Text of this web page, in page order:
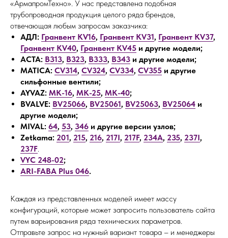
«АрмапромТехно». У нас представлена подобная
трубопроводная продукция целого ряда брендов,
отвечающая любым запросам заказчика:
АДЛ: Гранвент KV16, Гранвент KV31, Гранвент KV37,
Гранвент KV40, Гранвент KV45 и другие модели;
АСТА: В313, В323, В333, В343 и другие модели;
MATICA: CV314, CV324, CV334, CV355 и другие
сильфонные вентили;
AYVAZ: MK-16, MK-25, MK-40;
BVALVE: BV25066, BV25061, BV25063, BV25064 и
другие модели;
MIVAL: 64, 53, 346 и другие версии узлов;
Zetkama: 201, 215, 216, 217I, 217F, 234А, 235, 237I,
237F.
VYC 248-02;
ARI-FABA Plus 046.
Каждая из представленных моделей имеет массу
конфигураций, которые может запросить пользователь сайта
путем варьирования ряда технических параметров.
Отправьте запрос на нужный вариант товара – и менеджеры